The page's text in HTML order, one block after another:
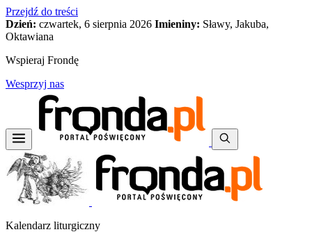
Przejdź do treści
Dzień: czwartek, 6 sierpnia 2026 Imieniny: Sławy, Jakuba,
Oktawiana
Wspieraj Frondę
Wesprzyj nas
Kalendarz liturgiczny